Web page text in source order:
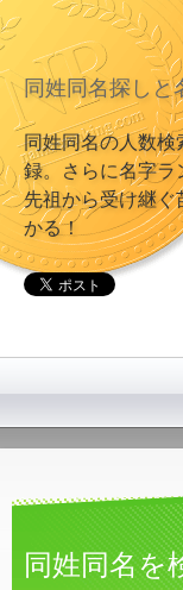
同姓同名探しと
同姓同名の人数検
録。さらに名字ラ
先祖から受け継
かる！
同姓同名を